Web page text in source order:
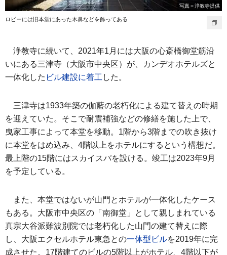
写真＝浄教寺提供
ロビーには旧本堂にあった木鼻などを飾ってある
浄教寺に続いて、2021年1月には大阪の心斎橋御堂筋沿
いにある三津寺（大阪市中央区）が、カンデオホテルズと
一体化した ビル建設に着工 した。
三津寺は1933年築の伽藍の老朽化による建て替えの時期
を迎えていた。そこで耐震補強などの修繕を施した上で、
曳家工事によって本堂を移動。1階から3階までの吹き抜け
に本堂をはめ込み、4階以上をホテルにするという構想だ。
最上階の15階にはスカイスパを設ける。竣工は2023年9月
を予定している。
また、本堂ではないが山門とホテルが一体化したケース
もある。大阪市中央区の「南御堂」として親しまれている
真宗大谷派難波別院では老朽化した山門の建て替えに際
し、大阪エクセルホテル東急との一体型ビルを2019年に完
成させた。17階建てのビルの5階以上がホテル、4階以下が